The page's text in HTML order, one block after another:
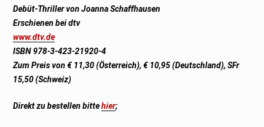
Debüt-Thriller von Joanna Schaffhausen
Erschienen bei dtv
www.dtv.de
ISBN 978-3-423-21920-4
Zum Preis von € 11,30 (Österreich), € 10,95 (Deutschland), SFr
15,50 (Schweiz)
Direkt zu bestellen bittehier;